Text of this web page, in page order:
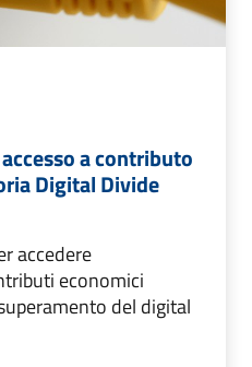
a contributo
Digital Divide
accedere
economici
del digital